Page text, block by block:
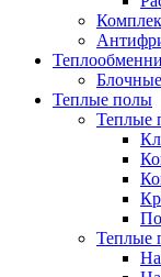
Теплые полы
Теплые
Теплые